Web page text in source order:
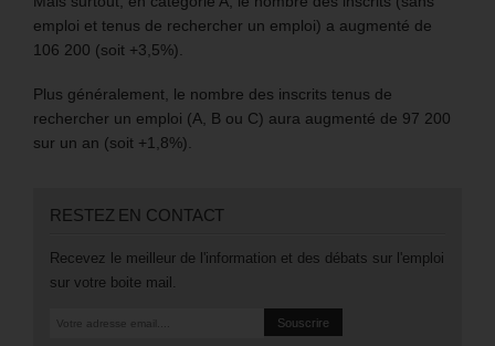
emploi et tenus de rechercher un emploi) a augmenté de
106 200 (soit +3,5%).
Plus généralement, le nombre des inscrits tenus de
rechercher un emploi (A, B ou C) aura augmenté de 97 200
sur un an (soit +1,8%).
RESTEZ EN CONTACT
Recevez le meilleur de l'information et des débats sur l'emploi
sur votre boite mail.